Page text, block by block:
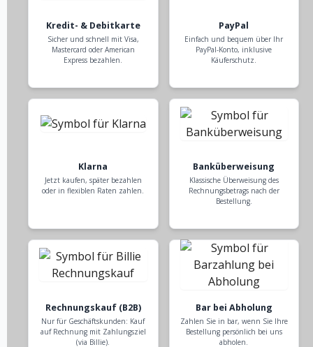
Kredit- & Debitkarte
Sicher und schnell mit Visa,
Mastercard oder American
Express bezahlen.
PayPal
Einfach und bequem über Ihr
PayPal-Konto, inklusive
Käuferschutz.
Klarna
Jetzt kaufen, später bezahlen
oder in flexiblen Raten zahlen.
Banküberweisung
Klassische Überweisung des
Rechnungsbetrags nach der
Bestellung.
Rechnungskauf (B2B)
Nur für Geschäftskunden: Kauf
auf Rechnung mit Zahlungsziel
(via Billie).
Bar bei Abholung
Zahlen Sie in bar, wenn Sie Ihre
Bestellung persönlich bei uns
abholen.